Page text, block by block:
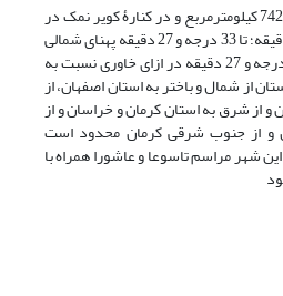
استان یزد با پهنه‌ای حدود 74214 کیلومترمربع و در کنارۀ کویر نمک در
مرکز ایران در 29 درجه و 52 دقیقه؛ تا 33 درجه و 27 دقیقه پهنای شمالی
و 52 درجه و55 دقیقه؛ تا 56 درجه و 27 دقیقه در ازای خاوری نسبت به
از شمال و باختر به استان اصفهان، از
از شرق به استان کرمان و خراسان و از
و از جنوب شرقی کرمان محدود است
مشاور، 1386). در این شهر مراسم تاسوعا و عاشورا همراه با